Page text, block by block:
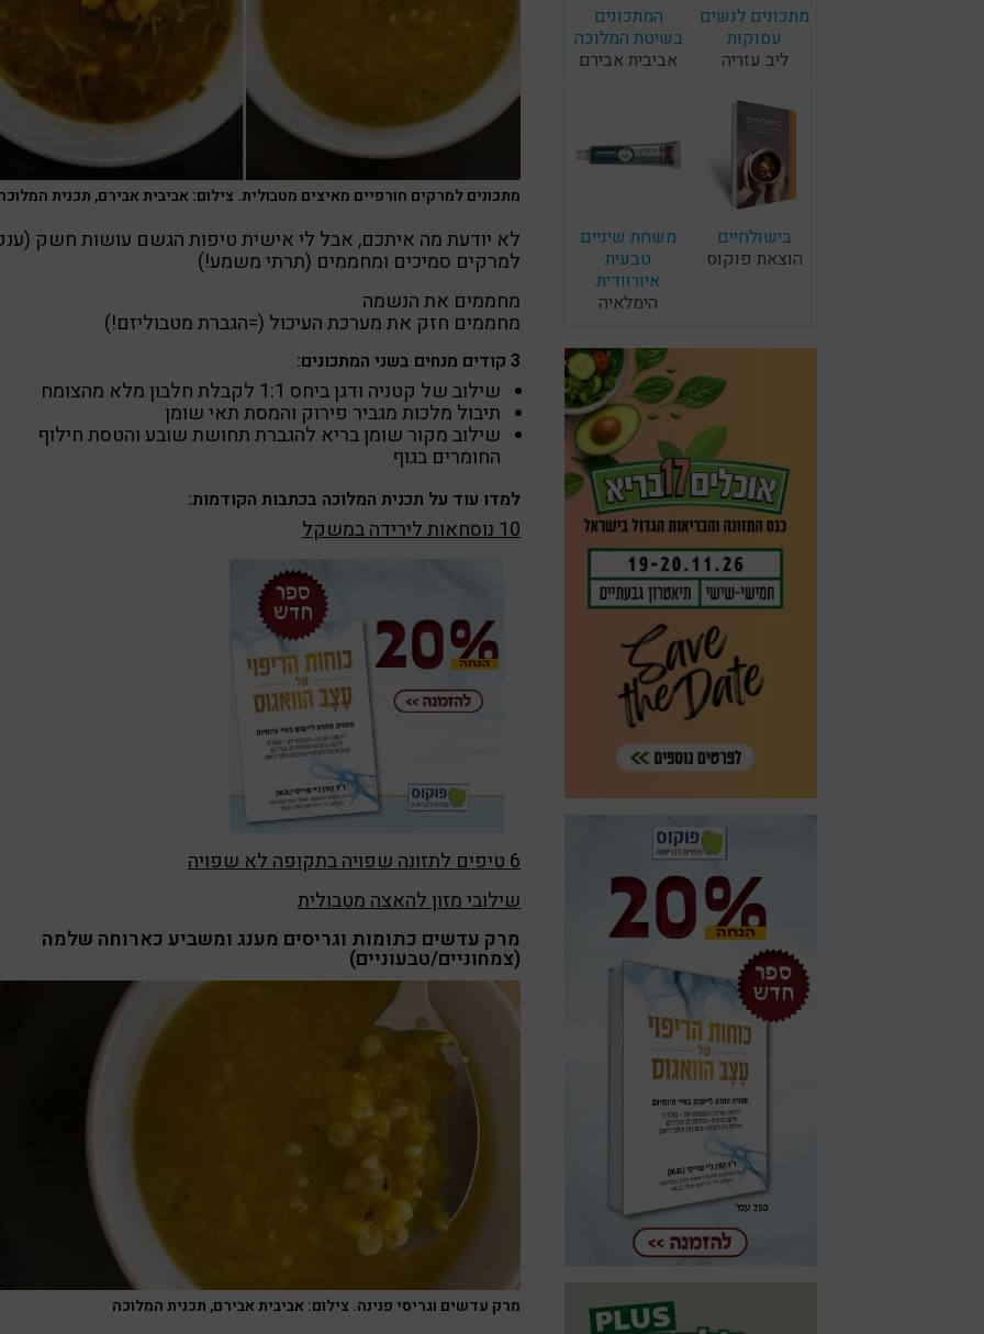
מתכונים לנשים
עסוקות
ליב עזריה
המתכונים
בשיטת המלוכה
אביבית אבירם
בישולחיים
הוצאת פוקוס
משחת שיניים
טבעית
איורוודית
הימלאיה
מתכונים למרקים חורפיים מאיצים מטבולית. צילום: אביבית אבירם, תכנית
לא יודעת מה איתכם, אבל לי אישית טיפות הגשם עושות חשק
למרקים סמיכים ומחממים (תרתי משמע!)
מחממים את הנשמה
מחממים חזק את מערכת העיכול (=הגברת מטבוליזם!)
3 קודים מנחים בשני המתכונים:
שילוב של קטניה ודגן ביחס 1:1 לקבלת חלבון מלא מהצומח
תיבול מלכות מגביר פירוק והמסת תאי שומן
שילוב מקור שומן בריא להגברת תחושת שובע והטסת חילוף
החומרים בגוף
למדו עוד על תכנית המלוכה בכתבות הקודמות:
10 נוסחאות לירידה במשקל
6 טיפים לתזונה שפויה בתקופה לא שפויה
שילובי מזון להאצה מטבולית
מרק עדשים כתומות וגריסים מענג ומשביע כארוחה שלמה
(צמחוניים/טבעוניים)
מרק עדשים וגריסי פנינה. צילום: אביבית אבירם, תכנית המלוכה